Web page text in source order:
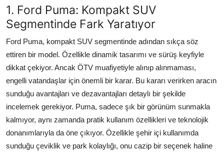
1. Ford Puma: Kompakt SUV
Segmentinde Fark Yaratıyor
Ford Puma, kompakt SUV segmentinde adından sıkça söz
ettiren bir model. Özellikle dinamik tasarımı ve sürüş keyfiyle
dikkat çekiyor. Ancak ÖTV muafiyetiyle alınıp alınmaması,
engelli vatandaşlar için önemli bir karar. Bu kararı verirken aracın
sunduğu avantajları ve dezavantajları detaylı bir şekilde
incelemek gerekiyor. Puma, sadece şık bir görünüm sunmakla
kalmıyor, aynı zamanda pratik kullanım özellikleri ve teknolojik
donanımlarıyla da öne çıkıyor. Özellikle şehir içi kullanımda
sunduğu çeviklik ve park kolaylığı, onu cazip bir seçenek haline